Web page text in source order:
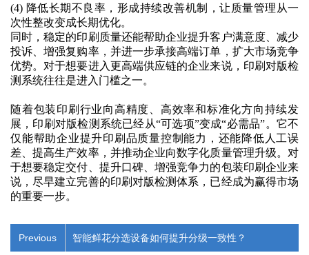
(4) 降低长期不良率，形成持续改善机制，让质量管理从一
次性整改变成长期优化。
同时，稳定的印刷质量还能帮助企业提升客户满意度、减少
投诉、增强复购率，并进一步承接高端订单，扩大市场竞争
优势。对于想要进入更高端供应链的企业来说，印刷对版检
测系统往往是进入门槛之一。
随着包装印刷行业向高精度、高效率和标准化方向持续发
展，印刷对版检测系统已经从“可选项”变成“必需品”。它不
仅能帮助企业提升印刷品质量控制能力，还能降低人工误
差、提高生产效率，并推动企业向数字化质量管理升级。对
于想要稳定交付、提升口碑、增强竞争力的包装印刷企业来
说，尽早建立完善的印刷对版检测体系，已经成为赢得市场
的重要一步。
Previous 智能鲜花分选设备如何提升分级一致性？